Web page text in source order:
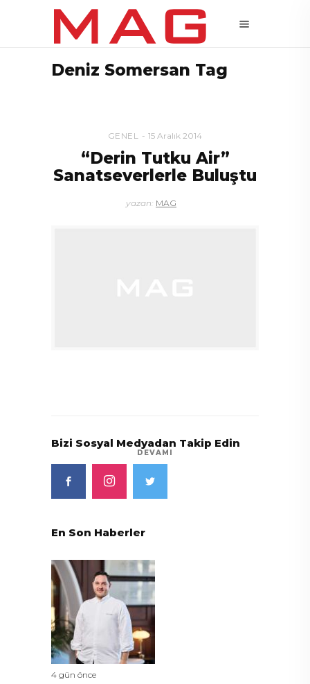
Deniz Somersan Tag
GENEL 15 Aralık 2014
“Derin Tutku Air”
Sanatseverlerle Buluştu
yazan: MAG
DEVAMI
Bizi Sosyal Medyadan Takip Edin
En Son Haberler
4 gün önce